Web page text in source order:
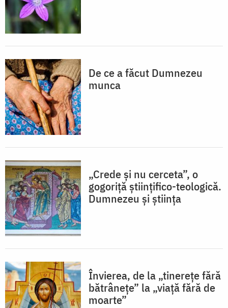
De ce a făcut Dumnezeu
munca
„Crede și nu cerceta”, o
gogoriță științifico-teologică.
Dumnezeu și știința
Învierea, de la „tinereţe fără
bătrâneţe” la „viaţă fără de
moarte”